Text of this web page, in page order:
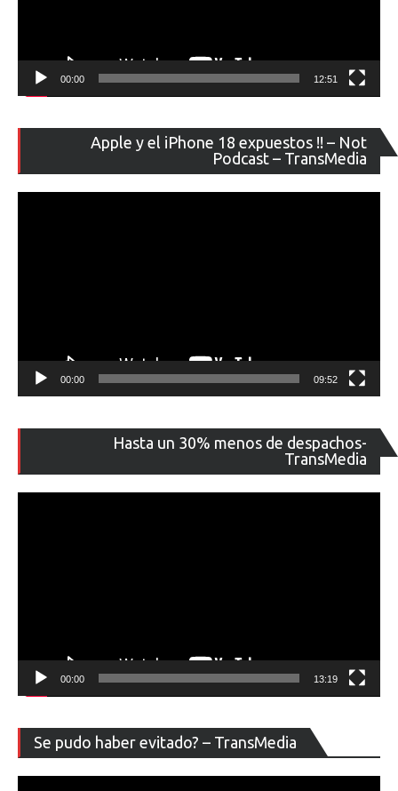
00:00 12:51
Apple y el iPhone 18 expuestos !! – Not
Podcast – TransMedia
de
00:00 09:52
Hasta un 30% menos de despachos-
TransMedia
de
00:00 13:19
Se pudo haber evitado? – TransMedia
de